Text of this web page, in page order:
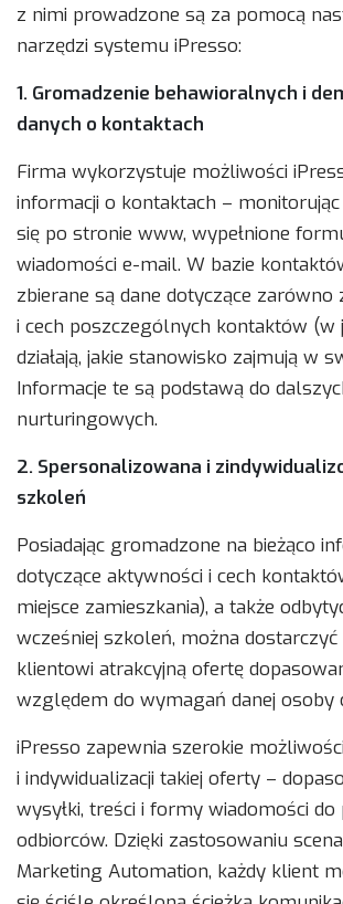
z nimi prowadzone są za pomocą
narzędzi systemu iPresso:
1. Gromadzenie behawioralnych i
danych o kontaktach
Firma wykorzystuje możliwości
informacji o kontaktach –
się po stronie www, wypełnione
wiadomości e-mail. W bazie
zbierane są dane dotyczące zarówno
i cech poszczególnych kontaktów (w
działają, jakie stanowisko zajmują w
Informacje te są podstawą do
nurturingowych.
2. Spersonalizowana i
szkoleń
Posiadając gromadzone na bieżąco
dotyczące aktywności i cech
miejsce zamieszkania), a także
wcześniej szkoleń, można
klientowi atrakcyjną ofertę
względem do wymagań danej osoby
iPresso zapewnia szerokie
i indywidualizacji takiej oferty –
wysyłki, treści i formy wiadomości do
odbiorców. Dzięki zastosowaniu
Marketing Automation, każdy klient